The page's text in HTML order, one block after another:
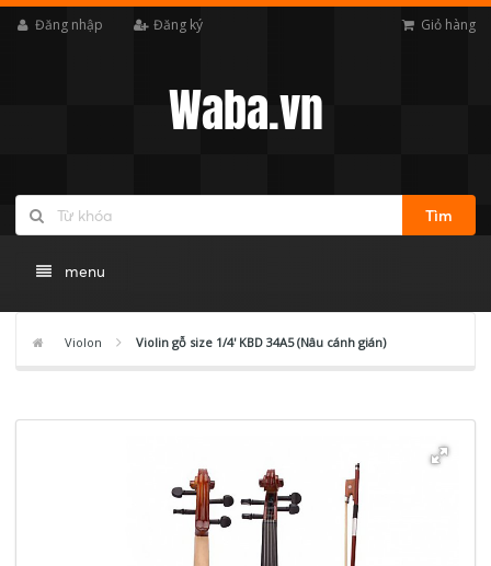
Đăng nhập Đăng ký Giỏ hàng
Waba.vn
Tìm
menu
Violon Violin gỗ size 1/4' KBD 34A5 (Nâu cánh gián)